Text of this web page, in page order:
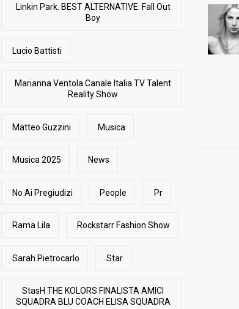
Linkin Park. BEST ALTERNATIVE: Fall Out
Boy
Lucio Battisti
Marianna Ventola Canale Italia TV Talent
Reality Show
Matteo Guzzini Musica
Musica 2025 News
No Ai Pregiudizi People Pr
Rama Lila Rockstarr Fashion Show
Sarah Pietrocarlo Star
StasH THE KOLORS FINALISTA AMICI
SQUADRA BLU COACH ELISA SQUADRA